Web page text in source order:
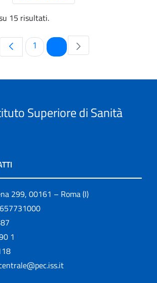
15 risultati.
Pagina
1 Pagina
Superiore di Sanità
299, 00161 – Roma (I)
1